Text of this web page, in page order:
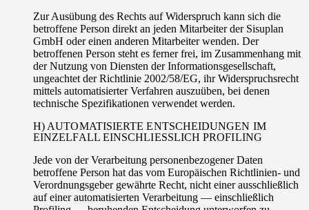
Zur Ausübung des Rechts auf Widerspruch kann sich die
betroffene Person direkt an jeden Mitarbeiter der Sisuplan
GmbH oder einen anderen Mitarbeiter wenden. Der
betroffenen Person steht es ferner frei, im Zusammenhang mit
der Nutzung von Diensten der Informationsgesellschaft,
ungeachtet der Richtlinie 2002/58/EG, ihr Widerspruchsrecht
mittels automatisierter Verfahren auszuüben, bei denen
technische Spezifikationen verwendet werden.
H) AUTOMATISIERTE ENTSCHEIDUNGEN IM
EINZELFALL EINSCHLIESSLICH PROFILING
Jede von der Verarbeitung personenbezogener Daten
betroffene Person hat das vom Europäischen Richtlinien- und
Verordnungsgeber gewährte Recht, nicht einer ausschließlich
auf einer automatisierten Verarbeitung — einschließlich